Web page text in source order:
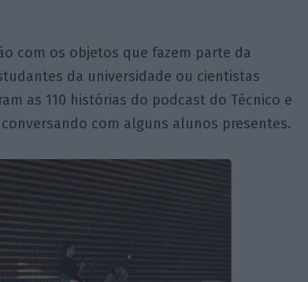
com os objetos que fazem parte da
da universidade ou cientistas
as 110 histórias do podcast do Técnico e
com alguns alunos presentes.